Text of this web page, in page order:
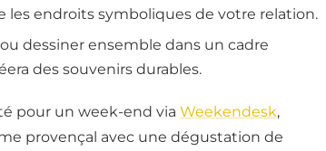
endroits symboliques de votre relation.
dessiner ensemble dans un cadre
des souvenirs durables.
pour un week-end via Weekendesk,
provençal avec une dégustation de